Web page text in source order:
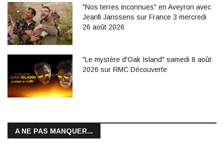
"Nos terres inconnues" en Aveyron avec
Jeanfi Janssens sur France 3 mercredi
26 août 2026
"Le mystère d'Oak Island" samedi 8 août
2026 sur RMC Découverte
A NE PAS MANQUER...